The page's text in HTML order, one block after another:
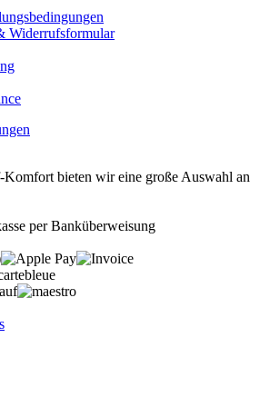
Widerrufsformular
bieten wir eine große Auswahl an